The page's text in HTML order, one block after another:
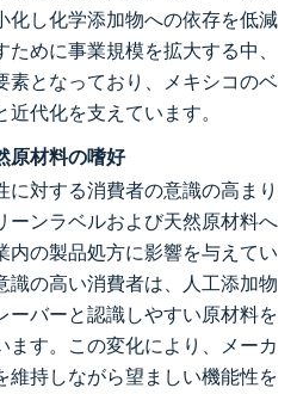
化し化学添加物への依存を低減
めに事業規模を拡大する中、
素となっており、メキシコのベ
代化を支えています。
原材料の嗜好
対する消費者の意識の高まり
ーンラベルおよび天然原材料へ
内の製品処方に影響を与えてい
識の高い消費者は、人工添加物
ーバーと認識しやすい原材料を
ます。この変化により、メーカ
維持しながら望ましい機能性を